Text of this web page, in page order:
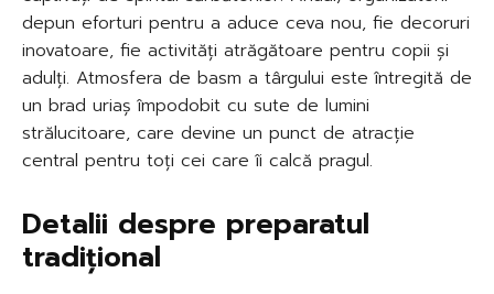
depun eforturi pentru a aduce ceva nou, fie decoruri
inovatoare, fie activități atrăgătoare pentru copii și
adulți. Atmosfera de basm a târgului este întregită de
un brad uriaș împodobit cu sute de lumini
strălucitoare, care devine un punct de atracție
central pentru toți cei care îi calcă pragul.
Detalii despre preparatul
tradițional